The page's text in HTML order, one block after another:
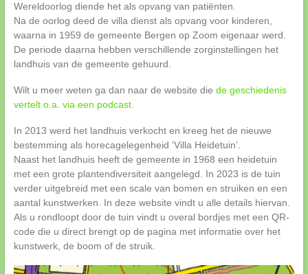
Wereldoorlog diende het als opvang van patiënten.
Na de oorlog deed de villa dienst als opvang voor kinderen,
waarna in 1959 de gemeente Bergen op Zoom eigenaar werd.
De periode daarna hebben verschillende zorginstellingen het
landhuis van de gemeente gehuurd.
Wilt u meer weten ga dan naar de website die de geschiedenis
vertelt o.a. via een podcast.
In 2013 werd het landhuis verkocht en kreeg het de nieuwe
bestemming als horecagelegenheid ‘Villa Heidetuin’.
Naast het landhuis heeft de gemeente in 1968 een heidetuin
met een grote plantendiversiteit aangelegd. In 2023 is de tuin
verder uitgebreid met een scale van bomen en struiken en een
aantal kunstwerken. In deze website vindt u alle details hiervan.
Als u rondloopt door de tuin vindt u overal bordjes met een QR-
code die u direct brengt op de pagina met informatie over het
kunstwerk, de boom of de struik.